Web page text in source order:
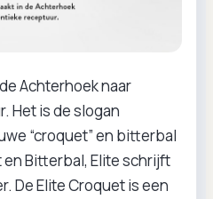
Achterhoek naar
Het is de slogan
“croquet” en bitterbal
Bitterbal, Elite schrijft
De Elite Croquet is een